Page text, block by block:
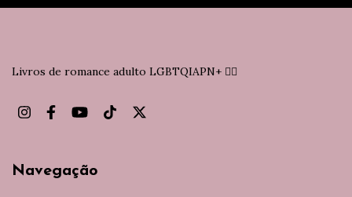
Livros de romance adulto LGBTQIAPN+ 🏳️‍🌈
Navegação